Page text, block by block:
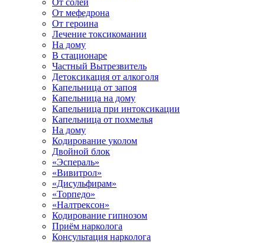
От солей
От мефедрона
От героина
Лечение токсикомании
На дому
В стационаре
Частный Вытрезвитель
Детоксикация от алкоголя
Капельница от запоя
Капельница на дому
Капельница при интоксикации
Капельница от похмелья
На дому
Кодирование уколом
Двойной блок
«Эспераль»
«Вивитрол»
«Дисульфирам»
«Торпедо»
«Налтрексон»
Кодирование гипнозом
Приём нарколога
Консультация нарколога